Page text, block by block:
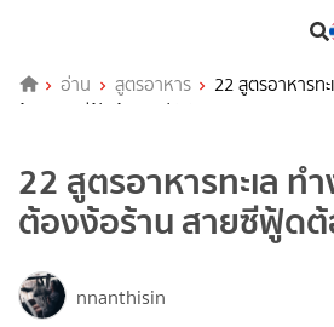
อ่าน สูตรอาหาร
22 สูตรอาหารท
ร้าน สายซีฟู้ดต้องเซฟ 🦀
22 สูตรอาหารทะเล ท
ต้องง้อร้าน สายซีฟู้ดต้
nnanthisin